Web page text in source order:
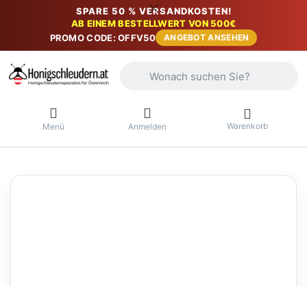
SPARE 50 % VERSANDKOSTEN!
AB EINEM BESTELLWERT VON 500€
PROMO CODE: OFFV50
ANGEBOT ANSEHEN
Menü Anmelden Warenkorb